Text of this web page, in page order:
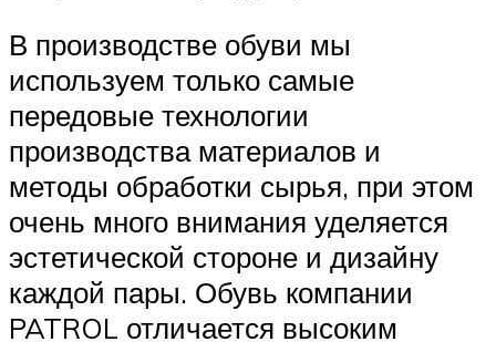
В производстве обуви мы
используем только самые
передовые технологии
производства материалов и
методы обработки сырья, при этом
очень много внимания уделяется
эстетической стороне и дизайну
каждой пары. Обувь компании
PATROL отличается высоким